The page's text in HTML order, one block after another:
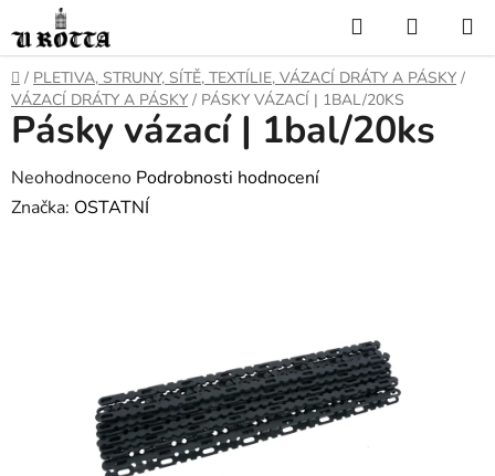
na
obsah
Hledat
KOŠÍK
DOMŮ
/ PLETIVA, STRUNY, SÍTĚ, TEXTÍLIE, VÁZACÍ DRÁTY A PÁSKY /
VÁZACÍ DRÁTY A PÁSKY / PÁSKY VÁZACÍ | 1BAL/20KS
Pásky vázací | 1bal/20ks
Průměrné
hodnocení
Neohodnoceno Podrobnosti hodnocení
Značka: OSTATNÍ